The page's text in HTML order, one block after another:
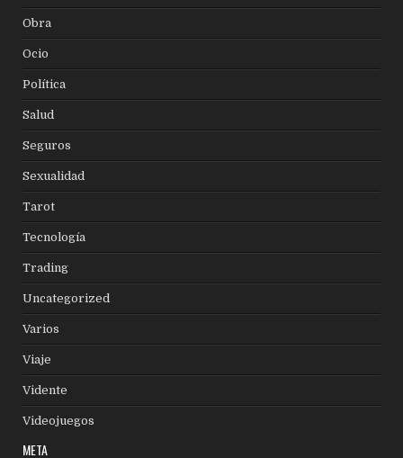
Obra
Ocio
Política
Salud
Seguros
Sexualidad
Tarot
Tecnología
Trading
Uncategorized
Varios
Viaje
Vidente
Videojuegos
META